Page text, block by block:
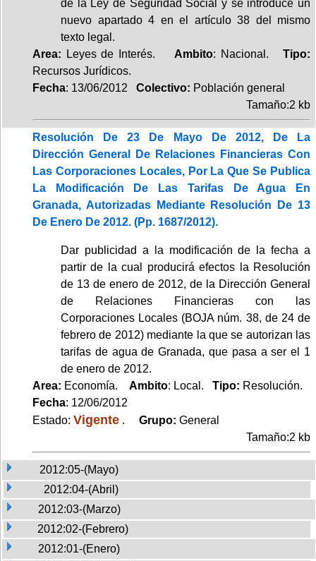
de la Ley de Seguridad Social y se introduce un
nuevo apartado 4 en el artículo 38 del mismo
texto legal.
Area: Leyes de Interés. Ambito: Nacional.Tipo:
Recursos Jurídicos.
Fecha: 13/06/2012 Colectivo: Población general
Tamaño:2 kb
Resolución De 23 De Mayo De 2012, De La
Dirección General De Relaciones Financieras Con
Las Corporaciones Locales, Por La Que Se Publica
La Modificación De Las Tarifas De Agua En
Granada, Autorizadas Mediante Resolución De 13
De Enero De 2012. (Pp. 1687/2012).
Dar publicidad a la modificación de la fecha a
partir de la cual producirá efectos la Resolución
de 13 de enero de 2012, de la Dirección General
de Relaciones Financieras con las
Corporaciones Locales (BOJA núm. 38, de 24 de
febrero de 2012) mediante la que se autorizan las
tarifas de agua de Granada, que pasa a ser el 1
de enero de 2012.
Area: Economía. Ambito: Local. Tipo: Resolución.
Fecha: 12/06/2012
Estado: Vigente . Grupo: General
Tamaño:2 kb
2012:05-(Mayo)
2012:04-(Abril)
2012:03-(Marzo)
2012:02-(Febrero)
2012:01-(Enero)